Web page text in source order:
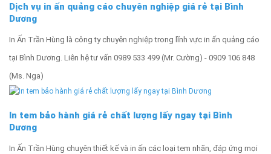
Dịch vụ in ấn quảng cáo chuyên nghiệp giá rẻ tại Bình
Dương
In Ấn Trần Hùng là công ty chuyên nghiệp trong lĩnh vực in ấn quảng cáo
tại Bình Dương. Liên hệ tư vấn 0989 533 499 (Mr. Cường) - 0909 106 848
(Ms. Nga)
In tem bảo hành giá rẻ chất lượng lấy ngay tại Bình
Dương
In Ấn Trần Hùng chuyên thiết kế và in ấn các loại tem nhãn, đáp ứng mọi